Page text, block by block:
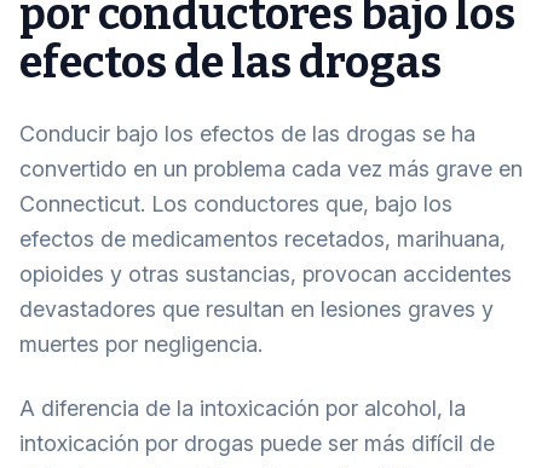
por conductores bajo los
efectos de las drogas
Conducir bajo los efectos de las drogas se ha
convertido en un problema cada vez más grave en
Connecticut. Los conductores que, bajo los
efectos de medicamentos recetados, marihuana,
opioides y otras sustancias, provocan accidentes
devastadores que resultan en lesiones graves y
muertes por negligencia.
A diferencia de la intoxicación por alcohol, la
intoxicación por drogas puede ser más difícil de